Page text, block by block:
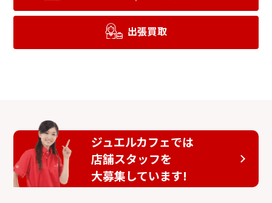
出張買取
ジュエルカフェでは
店舗スタッフを
大募集しています!